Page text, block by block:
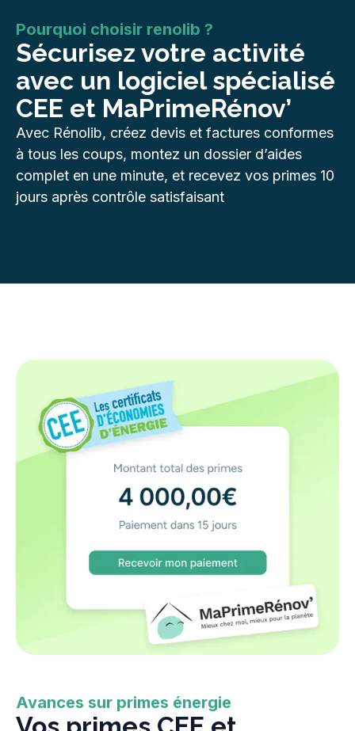
Pourquoi choisir renolib ?
Sécurisez votre activité
avec un logiciel spécialisé
CEE et MaPrimeRénov’
Avec Rénolib, créez devis et factures conformes
à tous les coups, montez un dossier d’aides
complet en une minute, et recevez vos primes 10
jours après contrôle satisfaisant
Avances sur primes énergie